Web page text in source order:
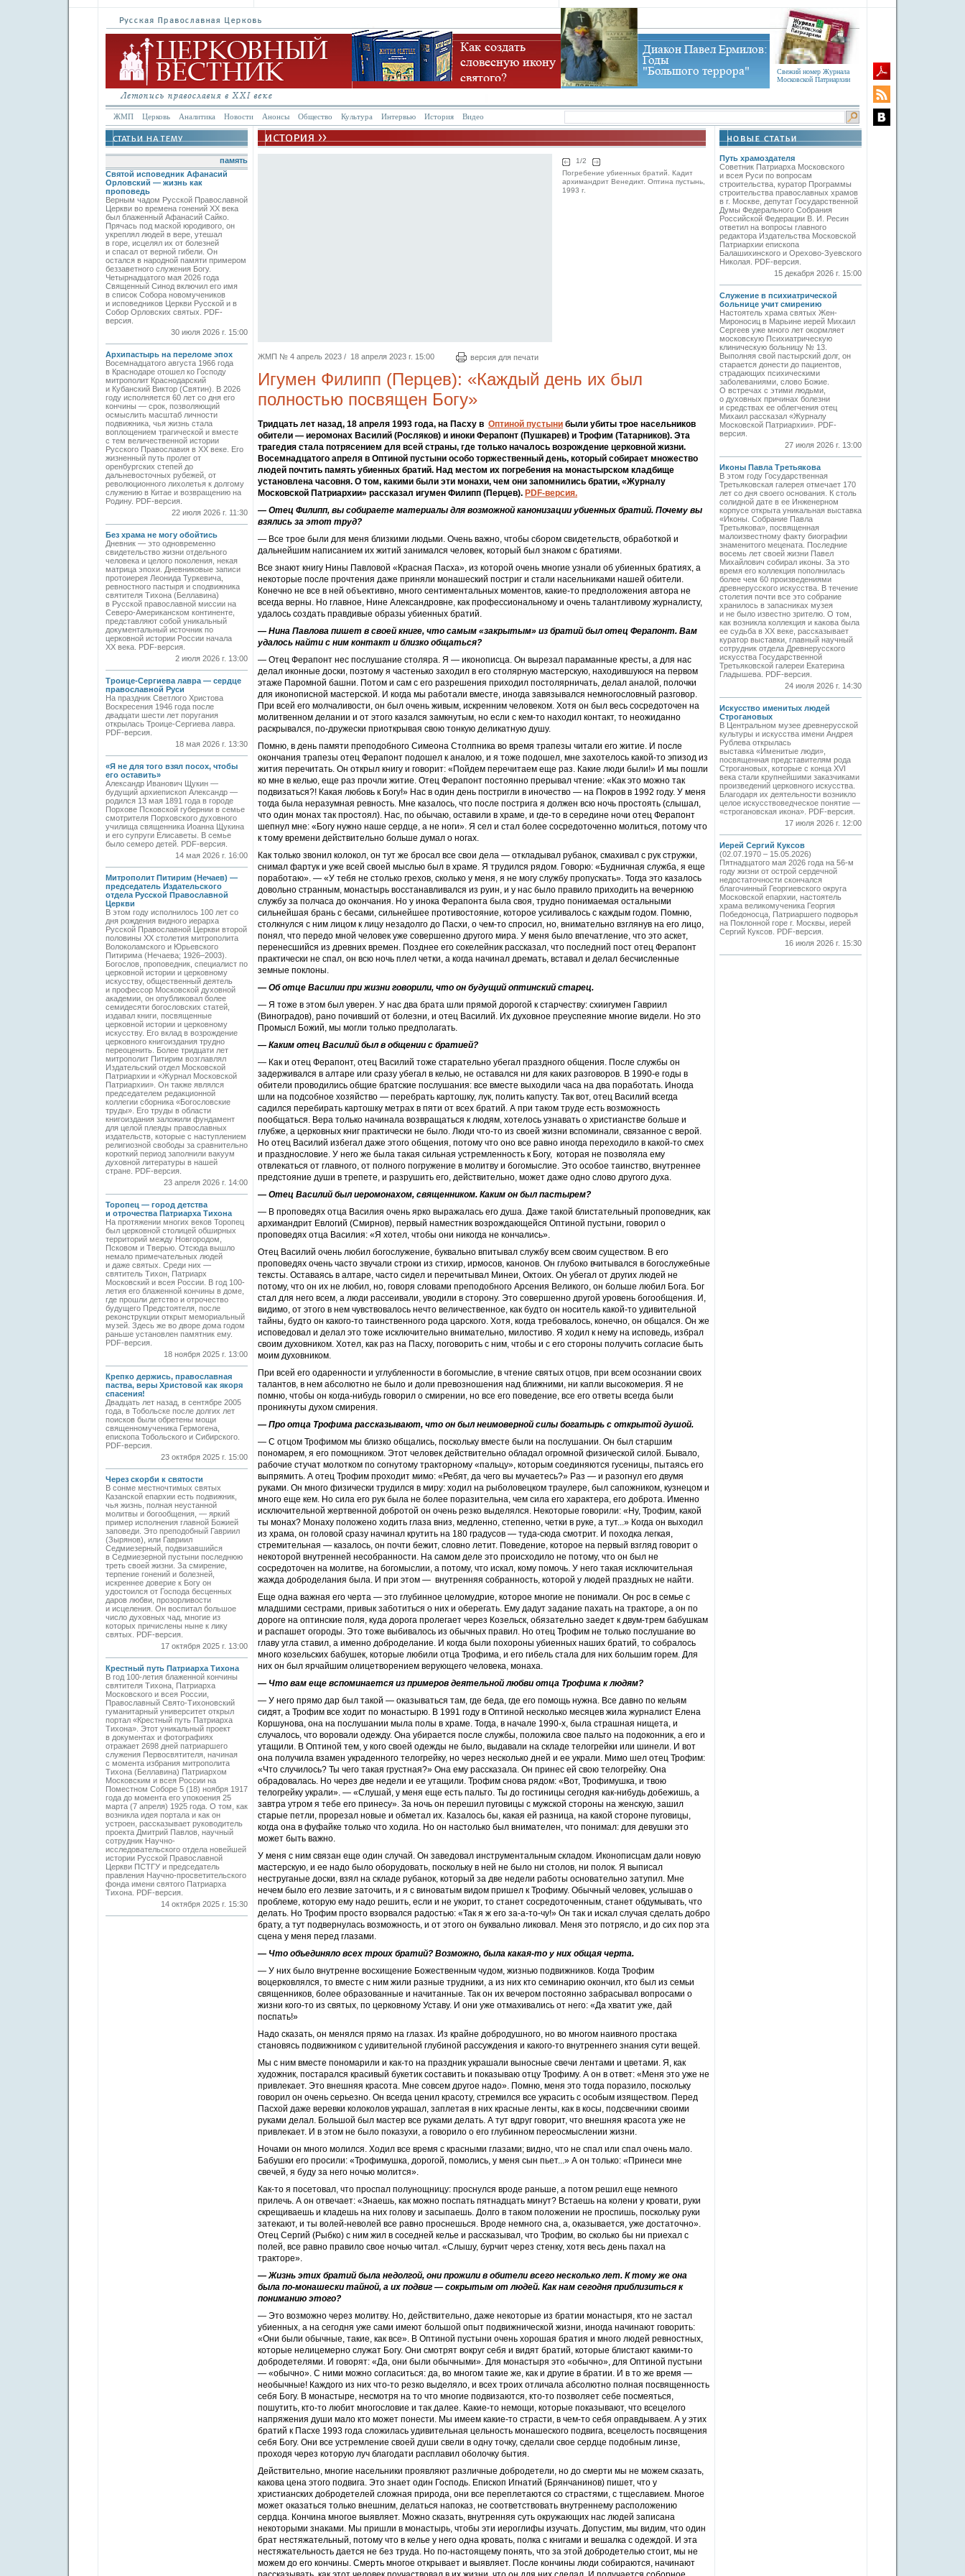
Свежий номер Журнала
Московской Патриархии
ЖМП Церковь Аналитика Новости Анонсы Общество Культура Интервью История Видео
память
Святой исповедник Афанасий
Орловский — жизнь как
проповедь
Верным чадом Русской Православной
Церкви во времена гонений XX века
был блаженный Афанасий Сайко.
Прячась под маской юродивого, он
укреплял людей в вере, утешал
в горе, исцелял их от болезней
и спасал от верной гибели. Он
остался в народной памяти примером
беззаветного служения Богу.
Четырнадцатого мая 2026 года
Священный Синод включил его имя
в список Собора новомучеников
и исповедников Церкви Русской и в
Собор Орловских святых. PDF-
версия.
30 июля 2026 г. 15:00
Архипастырь на переломе эпох
Восемнадцатого августа 1966 года
в Краснодаре отошел ко Господу
митрополит Краснодарский
и Кубанский Виктор (Святин). В 2026
году исполняется 60 лет со дня его
кончины — срок, позволяющий
осмыслить масштаб личности
подвижника, чья жизнь стала
воплощением трагической и вместе
с тем величественной истории
Русского Православия в XX веке. Его
жизненный путь пролег от
оренбургских степей до
дальневосточных рубежей, от
революционного лихолетья к долгому
служению в Китае и возвращению на
Родину. PDF-версия.
22 июля 2026 г. 11:30
Без храма не могу обойтись
Дневник — это одновременно
свидетельство жизни отдельного
человека и целого поколения, некая
матрица эпохи. Дневниковые записи
протоиерея Леонида Туркевича,
ревностного пастыря и сподвижника
святителя Тихона (Беллавина)
в Русской православной миссии на
Северо-Американском континенте,
представляют собой уникальный
документальный источник по
церковной истории России начала
ХХ века. PDF-версия.
2 июля 2026 г. 13:00
Троице-Сергиева лавра — сердце
православной Руси
На праздник Светлого Христова
Воскресения 1946 года после
двадцати шести лет поругания
открылась Троице-Сергиева лавра.
PDF-версия.
18 мая 2026 г. 13:30
«Я не для того взял посох, чтобы
его оставить»
Александр Иванович Щукин —
будущий архиепископ Александр —
родился 13 мая 1891 года в городе
Порхове Псковской губернии в семье
смотрителя Порховского духовного
училища священника Иоанна Щукина
и его супруги Елисаветы. В семье
было семеро детей. PDF-версия.
14 мая 2026 г. 16:00
Митрополит Питирим (Нечаев) —
председатель Издательского
отдела Русской Православной
Церкви
В этом году исполнилось 100 лет со
дня рождения видного иерарха
Русской Православной Церкви второй
половины XX столетия митрополита
Волоколамского и Юрьевского
Питирима (Нечаева; 1926–2003).
Богослов, проповедник, специалист по
церковной истории и церковному
искусству, общественный деятель
и профессор Московской духовной
академии, он опубликовал более
семидесяти богословских статей,
издавал книги, посвященные
церковной истории и церковному
искусству. Его вклад в возрождение
церковного книгоиздания трудно
переоценить. Более тридцати лет
митрополит Питирим возглавлял
Издательский отдел Московской
Патриархии и «Журнал Московской
Патриархии». Он также являлся
председателем редакционной
коллегии сборника «Богословские
труды». Его труды в области
книгоиздания заложили фундамент
для целой плеяды православных
издательств, которые с наступлением
религиозной свободы за сравнительно
короткий период заполнили вакуум
духовной литературы в нашей
стране. PDF-версия.
23 апреля 2026 г. 14:00
Торопец — город детства
и отрочества Патриарха Тихона
На протяжении многих веков Торопец
был церковной столицей обширных
территорий между Новгородом,
Псковом и Тверью. Отсюда вышло
немало примечательных людей
и даже святых. Среди них —
святитель Тихон, Патриарх
Московский и всея России. В год 100-
летия его блаженной кончины в доме,
где прошли детство и отрочество
будущего Предстоятеля, после
реконструкции открыт мемориальный
музей. Здесь же во дворе дома годом
раньше установлен памятник ему.
PDF-версия.
18 ноября 2025 г. 13:00
Крепко держись, православная
паства, веры Христовой как якоря
спасения!
Двадцать лет назад, в сентябре 2005
года, в Тобольске после долгих лет
поисков были обретены мощи
священномученика Гермогена,
епископа Тобольского и Сибирского.
PDF-версия.
23 октября 2025 г. 15:00
Через скорби к святости
В сонме местночтимых святых
Казанской епархии есть подвижник,
чья жизнь, полная неустанной
молитвы и богообщения, — яркий
пример исполнения главной Божией
заповеди. Это преподобный Гавриил
(Зырянов), или Гавриил
Седмиезерный, подвизавшийся
в Седмиезерной пустыни последнюю
треть своей жизни. За смирение,
терпение гонений и болезней,
искреннее доверие к Богу он
удостоился от Господа бесценных
даров любви, прозорливости
и исцеления. Он воспитал большое
число духовных чад, многие из
которых причислены ныне к лику
святых. PDF-версия.
17 октября 2025 г. 13:00
Крестный путь Патриарха Тихона
В год 100-летия блаженной кончины
святителя Тихона, Патриарха
Московского и всея России,
Православный Свято-Тихоновский
гуманитарный университет открыл
портал «Крестный путь Патриарха
Тихона». Этот уникальный проект
в документах и фотографиях
отражает 2698 дней патриаршего
служения Первосвятителя, начиная
с момента избрания митрополита
Тихона (Беллавина) Патриархом
Московским и всея России на
Поместном Соборе 5 (18) ноября 1917
года до момента его упокоения 25
марта (7 апреля) 1925 года. О том, как
возникла идея портала и как он
устроен, рассказывает руководитель
проекта Дмитрий Павлов, научный
сотрудник Научно-
исследовательского отдела новейшей
истории Русской Православной
Церкви ПСТГУ и председатель
правления Научно-просветительского
фонда имени святого Патриарха
Тихона. PDF-версия.
14 октября 2025 г. 15:30
1/2
Погребение убиенных братий. Кадит
архимандрит Венедикт. Оптина пустынь,
1993 г.
ЖМП № 4 апрель 2023 / 18 апреля 2023 г. 15:00 версия для печати
Игумен Филипп (Перцев): «Каждый день их был
полностью посвящен Богу»
Тридцать лет назад, 18 апреля 1993 года, на Пасху в Оптиной пустыни были убиты трое насельников
обители — иеромонах Василий (Росляков) и иноки Ферапонт (Пушкарев) и Трофим (Татарников). Эта
трагедия стала потрясением для всей страны, где только началось возрождение церковной жизни.
Восемнадцатого апреля в Оптиной пустыни особо торжественный день, который собирает множество
людей почтить память убиенных братий. Над местом их погребения на монастырском кладбище
установлена часовня. О том, какими были эти монахи, чем они запомнились братии, «Журналу
Московской Патриархии» рассказал игумен Филипп (Перцев). PDF-версия.
— Отец Филипп, вы собираете материалы для возможной канонизации убиенных братий. Почему вы
взялись за этот труд?
— Все трое были для меня близкими людьми. Очень важно, чтобы сбором свидетельств, обработкой и
дальнейшим написанием их житий занимался человек, который был знаком с братиями.
Все знают книгу Нины Павловой «Красная Пасха», из которой очень многие узнали об убиенных братиях, а
некоторые после прочтения даже приняли монашеский постриг и стали насельниками нашей обители.
Конечно не все в ней объективно, много сентиментальных моментов, какие-то предположения автора не
всегда верны. Но главное, Нине Александровне, как профессиональному и очень талантливому журналисту,
удалось создать правдивые образы убиенных братий.
— Нина Павлова пишет в своей книге, что самым «закрытым» из братий был отец Ферапонт. Вам
удалось найти с ним контакт и близко общаться?
— Отец Ферапонт нес послушание столяра. Я — иконописца. Он вырезал параманные кресты, а для нас
делал иконные доски, поэтому я частенько заходил в его столярную мастерскую, находившуюся на первом
этаже Паромной башни. Потом и сам с его разрешения приходил постолярничать, делал аналой, полочки
для иконописной мастерской. И когда мы работали вместе, иногда завязывался немногословный разговор.
При всей его молчаливости, он был очень живым, искренним человеком. Хотя он был весь сосредоточен на
молитвенном делании и от этого казался замкнутым, но если с кем-то находил контакт, то неожиданно
раскрывался, по-дружески приоткрывая свою тонкую деликатную душу.
Помню, в день памяти преподобного Симеона Столпника во время трапезы читали его житие. И после
окончания трапезы отец Ферапонт подошел к аналою, и я тоже подошел, мне захотелось какой-то эпизод из
жития перечитать. Он открыл книгу и говорит: «Пойдем перечитаем еще раз. Какие люди были!» И мы пошли
ко мне в келью, еще раз прочли житие. Отец Ферапонт постоянно прерывал чтение: «Как это можно так
подвизаться?! Какая любовь к Богу!» Нас в один день постригли в иночество — на Покров в 1992 году. У меня
тогда была неразумная ревность. Мне казалось, что после пострига я должен всю ночь простоять (слышал,
что один монах так простоял). Нас, по обычаю, оставили в храме, и где-то в середине ночи отец Ферапонт
шепнул мне: «Богу нужно наше сердце, а не ноги». Я сел и стал более сосредоточенно молиться, потому что
к тому времени действительно больше думал о ногах.
Как только звонил колокол, он тут же бросал все свои дела — откладывал рубанок, смахивал с рук стружки,
снимал фартук и уже всей своей мыслью был в храме. Я трудился рядом. Говорю: «Будничная служба, я еще
поработаю». — «У тебя не столько грехов, сколько у меня, я не могу службу пропускать». Тогда это казалось
довольно странным, монастырь восстанавливался из руин, и у нас было правило приходить на вечернюю
службу за полчаса до окончания. Но у инока Ферапонта была своя, трудно понимаемая остальными
сильнейшая брань с бесами, сильнейшее противостояние, которое усиливалось с каждым годом. Помню,
столкнулся с ним лицом к лицу незадолго до Пасхи, о чем-то спросил, но, внимательно взглянув на его лицо,
понял, что передо мной человек уже совершенно другого мира. У меня было впечатление, что это аскет,
перенесшийся из древних времен. Позднее его сокелейник рассказал, что последний пост отец Ферапонт
практически не спал, он всю ночь плел четки, а когда начинал дремать, вставал и делал бесчисленные
земные поклоны.
— Об отце Василии при жизни говорили, что он будущий оптинский старец.
— Я тоже в этом был уверен. У нас два брата шли прямой дорогой к старчеству: схиигумен Гавриил
(Виноградов), рано почивший от болезни, и отец Василий. Их духовное преуспеяние многие видели. Но это
Промысл Божий, мы могли только предполагать.
— Каким отец Василий был в общении с братией?
— Как и отец Ферапонт, отец Василий тоже старательно убегал праздного общения. После службы он
задерживался в алтаре или сразу убегал в келью, не оставался ни для каких разговоров. В 1990-е годы в
обители проводились общие братские послушания: все вместе выходили часа на два поработать. Иногда
шли на подсобное хозяйство — перебрать картошку, лук, полить капусту. Так вот, отец Василий всегда
садился перебирать картошку метрах в пяти от всех братий. А при таком труде есть возможность
пообщаться. Вера только начинала возвращаться к людям, хотелось узнавать о христианстве больше и
глубже, а церковных книг практически не было. Люди что-то из своей жизни вспоминали, связанное с верой.
Но отец Василий избегал даже этого общения, потому что оно все равно иногда переходило в какой-то смех
и празднословие. У него же была такая сильная устремленность к Богу, которая не позволяла ему
отвлекаться от главного, от полного погружение в молитву и богомыслие. Это особое таинство, внутреннее
предстояние души в трепете, и разрушить его, действительно, может даже одно слово другого духа.
— Отец Василий был иеромонахом, священником. Каким он был пастырем?
— В проповедях отца Василия очень ярко выражалась его душа. Даже такой блистательный проповедник, как
архимандрит Евлогий (Смирнов), первый наместник возрождающейся Оптиной пустыни, говорил о
проповедях отца Василия: «Я хотел, чтобы они никогда не кончались».
Отец Василий очень любил богослужение, буквально впитывал службу всем своим существом. В его
проповедях очень часто звучали строки из стихир, ирмосов, канонов. Он глубоко вчитывался в богослужебные
тексты. Оставаясь в алтаре, часто сидел и перечитывал Минеи, Октоих. Он убегал от других людей не
потому, что он их не любил, но, говоря словами преподобного Арсения Великого, он больше любил Бога. Бог
стал для него всем, а люди рассеивали, уводили в сторону. Это совершенно другой уровень богообщения. И,
видимо, от этого в нем чувствовалось нечто величественное, как будто он носитель какой-то удивительной
тайны, будто он какого-то таинственного рода царского. Хотя, когда требовалось, конечно, он общался. Он же
исповедовал и делал это тоже исключительно внимательно, милостиво. Я ходил к нему на исповедь, избрал
своим духовником. Хотел, как раз на Пасху, поговорить с ним, чтобы и с его стороны получить согласие быть
моим духовником.
При всей его одаренности и углубленности в богомыслие, в чтение святых отцов, при всем осознании своих
талантов, в нем абсолютно не было и доли превозношения над ближними, ни капли высокомерия. Я не
помню, чтобы он когда-нибудь говорил о смирении, но все его поведение, все его ответы всегда были
проникнуты духом смирения.
— Про отца Трофима рассказывают, что он был неимоверной силы богатырь с открытой душой.
— С отцом Трофимом мы близко общались, поскольку вместе были на послушании. Он был старшим
пономарем, я его помощником. Этот человек действительно обладал огромной физической силой. Бывало,
рабочие стучат молотком по согнутому тракторному «пальцу», которым соединяются гусеницы, пытаясь его
выпрямить. А отец Трофим проходит мимо: «Ребят, да чего вы мучаетесь?» Раз — и разогнул его двумя
руками. Он много физически трудился в миру: ходил на рыболовецком траулере, был сапожником, кузнецом и
много еще кем. Но сила его рук была не более поразительна, чем сила его характера, его доброта. Именно
исключительной жертвенной добротой он очень резко выделялся. Некоторые говорили: «Ну, Трофим, какой
ты монах? Монаху положено ходить глаза вниз, медленно, степенно, четки в руке, а тут...» Когда он выходил
из храма, он головой сразу начинал крутить на 180 градусов — туда-сюда смотрит. И походка легкая,
стремительная — казалось, он почти бежит, словно летит. Поведение, которое на первый взгляд говорит о
некоторой внутренней несобранности. На самом деле это происходило не потому, что он был не
сосредоточен на молитве, на богомыслии, а потому, что искал, кому помочь. У него такая исключительная
жажда доброделания была. И при этом — внутренняя собранность, которой у людей праздных не найти.
Еще одна важная его черта — это глубинное целомудрие, которое многие не понимали. Он рос в семье с
младшими сестрами, привык заботиться о них и оберегать. Ему дадут задание пахать на тракторе, а он по
дороге на оптинские поля, куда дорога пролегает через Козельск, обязательно заедет к двум-трем бабушкам
и распашет огороды. Это тоже выбивалось из обычных правил. Но отец Трофим не только послушание во
главу угла ставил, а именно доброделание. И когда были похороны убиенных наших братий, то собралось
много козельских бабушек, которые любили отца Трофима, и его гибель стала для них большим горем. Для
них он был ярчайшим олицетворением верующего человека, монаха.
— Что вам еще вспоминается из примеров деятельной любви отца Трофима к людям?
— У него прямо дар был такой — оказываться там, где беда, где его помощь нужна. Все давно по кельям
сидят, а Трофим все ходит по монастырю. В 1991 году в Оптиной несколько месяцев жила журналист Елена
Коршунова, она на послушании мыла полы в храме. Тогда, в начале 1990-х, была страшная нищета, и
случалось, что воровали одежду. Она убирается после службы, положила свое пальто на подоконник, а его и
утащили. В Оптиной тем, у кого своей одежды не было, выдавали на складе телогрейки или шинели. И вот
она получила взамен украденного телогрейку, но через несколько дней и ее украли. Мимо шел отец Трофим:
«Что случилось? Ты чего такая грустная?» Она ему рассказала. Он принес ей свою телогрейку. Она
обрадовалась. Но через две недели и ее утащили. Трофим снова рядом: «Вот, Трофимушка, и твою
телогрейку украли». — «Слушай, у меня еще есть пальто. Ты до гостиницы сегодня как-нибудь добежишь, а
завтра утром я тебе его принесу». За ночь он перешил пуговицы с мужской стороны на женскую, зашил
старые петли, прорезал новые и обметал их. Казалось бы, какая ей разница, на какой стороне пуговицы,
когда она в фуфайке только что ходила. Но он настолько был внимателен, что понимал: для девушки это
может быть важно.
У меня с ним связан еще один случай. Он заведовал инструментальным складом. Иконописцам дали новую
мастерскую, и ее надо было оборудовать, поскольку в ней не было ни столов, ни полок. Я выписал
неструганые доски, взял на складе рубанок, который за две недели работы основательно затупил. Мне
нечем было его лезвие заточить, и я с виноватым видом пришел к Трофиму. Обычный человек, услышав о
проблеме, которую ему надо решить, если и не укорит, то станет сосредоточенным, станет обдумывать, что
делать. Но Трофим просто взорвался радостью: «Так я ж его за-а-то-чу!» Он так и искал случая сделать добро
брату, а тут подвернулась возможность, и от этого он буквально ликовал. Меня это потрясло, и до сих пор эта
сцена у меня перед глазами.
— Что объединяло всех троих братий? Возможно, была какая-то у них общая черта.
— У них было внутренне восхищение Божественным чудом, жизнью подвижников. Когда Трофим
воцерковлялся, то вместе с ним жили разные трудники, а из них кто семинарию окончил, кто был из семьи
священников, более образованные и начитанные. Так он их вечером постоянно забрасывал вопросами о
жизни кого-то из святых, по церковному Уставу. И они уже отмахивались от него: «Да хватит уже, дай
поспать!»
Надо сказать, он менялся прямо на глазах. Из крайне добродушного, но во многом наивного простака
становясь подвижником с удивительной глубиной рассуждения и какого-то внутреннего знания сути вещей.
Мы с ним вместе пономарили и как-то на праздник украшали выносные свечи лентами и цветами. Я, как
художник, постарался красивый букетик составить и показываю отцу Трофиму. А он в ответ: «Меня это уже не
привлекает. Это внешняя красота. Мне совсем другое надо». Помню, меня это тогда поразило, поскольку
говорил он очень серьезно. Он всегда ценил красоту, стремился все украсить с особым изяществом. Перед
Пасхой даже веревки колоколов украшал, заплетая в них красные ленты, как в косы, подсвечники своими
руками делал. Большой был мастер все руками делать. А тут вдруг говорит, что внешняя красота уже не
привлекает. И в этом не было показухи, а говорило о его глубинном переосмыслении жизни.
Ночами он много молился. Ходил все время с красными глазами; видно, что не спал или спал очень мало.
Бабушки его просили: «Трофимушка, дорогой, помолись, у меня сын пьет...» А он только: «Принеси мне
свечей, я буду за него ночью молится».
Как-то я посетовал, что проспал полунощницу: проснулся вроде раньше, а потом решил еще немного
прилечь. А он отвечает: «Знаешь, как можно поспать пятнадцать минут? Встаешь на колени у кровати, руки
скрещиваешь и кладешь на них голову и засыпаешь. Долго в таком положении не проспишь, поскольку руки
затекают, и ты волей-неволей все равно проснешься. Вроде немного сна, а, оказывается, уже достаточно».
Отец Сергий (Рыбко) с ним жил в соседней келье и рассказывал, что Трофим, во сколько бы ни приехал с
полей, все равно правило свое ночью читал. «Слышу, бурчит через стенку, хотя весь день пахал на
тракторе».
— Жизнь этих братий была недолгой, они прожили в обители всего несколько лет. К тому же она
была по-монашески тайной, а их подвиг — сокрытым от людей. Как нам сегодня приблизиться к
пониманию этого?
— Это возможно через молитву. Но, действительно, даже некоторые из братии монастыря, кто не застал
убиенных, а на сегодня уже сами имеют большой опыт подвижнической жизни, иногда начинают говорить:
«Они были обычные, такие, как все». В Оптиной пустыни очень хорошая братия и много людей ревностных,
которые нелицемерно служат Богу. Они смотрят вокруг себя и видят братий, которые блистают какими-то
добродетелями. И говорят: «Да, они были обычными». Для монастыря это «обычно», для Оптиной пустыни
— «обычно». С ними можно согласиться: да, во многом такие же, как и другие в братии. И в то же время —
необычные! Каждого из них что-то резко выделяло, и всех троих отличала абсолютно полная посвященность
себя Богу. В монастыре, несмотря на то что многие подвизаются, кто-то позволяет себе посмеяться,
пошутить, кто-то любит многословие и так далее. Какие-то немощи, которые показывают, что всецелого
напряжения души мало кто может понести. Мы имеем какие-то страсти, в чем-то себя оправдываем. А у этих
братий к Пасхе 1993 года сложилась удивительная цельность монашеского подвига, всецелость посвящения
себя Богу. Они все устремление своей души свели в одну точку, сделали свое сердце подобным линзе,
проходя через которую луч благодати расплавил оболочку бытия.
Действительно, многие насельники проявляют различные добродетели, но до смерти мы не можем сказать,
какова цена этого подвига. Это знает один Господь. Епископ Игнатий (Брянчанинов) пишет, что у
христианских добродетелей сложная природа, они все переплетаются со страстями, с тщеславием. Многое
может оказаться только внешним, делаться напоказ, не соответствовать внутреннему расположению
сердца. Кончина многое выявляет. Можно сказать, внутренняя суть окружающих нас людей записана
некоторыми знаками. Мы пришли в монастырь, чтобы эти иероглифы изучать. Допустим, мы видим, что один
брат нестяжательный, потому что в келье у него одна кровать, полка с книгами и вешалка с одеждой. И эта
нестяжательность дается не без труда. Но по-настоящему понять, что за этой добродетелью стоит, мы не
можем до его кончины. Смерть многое открывает и выявляет. После кончины люди собираются, начинают
Путь храмоздателя
Советник Патриарха Московского
и всея Руси по вопросам
строительства, куратор Программы
строительства православных храмов
в г. Москве, депутат Государственной
Думы Федерального Собрания
Российской Федерации В. И. Ресин
ответил на вопросы главного
редактора Издательства Московской
Патриархии епископа
Балашихинского и Орехово-Зуевского
Николая. PDF-версия.
15 декабря 2026 г. 15:00
Служение в психиатрической
больнице учит смирению
Настоятель храма святых Жен-
Мироносиц в Марьине иерей Михаил
Сергеев уже много лет окормляет
московскую Психиатрическую
клиническую больницу № 13.
Выполняя свой пастырский долг, он
старается донести до пациентов,
страдающих психическими
заболеваниями, слово Божие.
О встречах с этими людьми,
о духовных причинах болезни
и средствах ее облегчения отец
Михаил рассказал «Журналу
Московской Патриархии». PDF-
версия.
27 июля 2026 г. 13:00
Иконы Павла Третьякова
В этом году Государственная
Третьяковская галерея отмечает 170
лет со дня своего основания. К столь
солидной дате в ее Инженерном
корпусе открыта уникальная выставка
«Иконы. Собрание Павла
Третьякова», посвященная
малоизвестному факту биографии
знаменитого мецената. Последние
восемь лет своей жизни Павел
Михайлович собирал иконы. За это
время его коллекция пополнилась
более чем 60 произведениями
древнерусского искусства. В течение
столетия почти все это собрание
хранилось в запасниках музея
и не было известно зрителю. О том,
как возникла коллекция и какова была
ее судьба в ХХ веке, рассказывает
куратор выставки, главный научный
сотрудник отдела Древнерусского
искусства Государственной
Третьяковской галереи Екатерина
Гладышева. PDF-версия.
24 июля 2026 г. 14:30
Искусство именитых людей
Строгановых
В Центральном музее древнерусской
культуры и искусства имени Андрея
Рублева открылась
выставка «Именитые люди»,
посвященная представителям рода
Строгановых, которые с конца XVI
века стали крупнейшими заказчиками
произведений церковного искусства.
Благодаря их деятельности возникло
целое искусствоведческое понятие —
«строгановская икона». PDF-версия.
17 июля 2026 г. 12:00
Иерей Сергий Куксов
(02.07.1970 – 15.05.2026)
Пятнадцатого мая 2026 года на 56-м
году жизни от острой сердечной
недостаточности скончался
благочинный Георгиевского округа
Московской епархии, настоятель
храма великомученика Георгия
Победоносца, Патриаршего подворья
на Поклонной горе г. Москвы, иерей
Сергий Куксов. PDF-версия.
16 июля 2026 г. 15:30